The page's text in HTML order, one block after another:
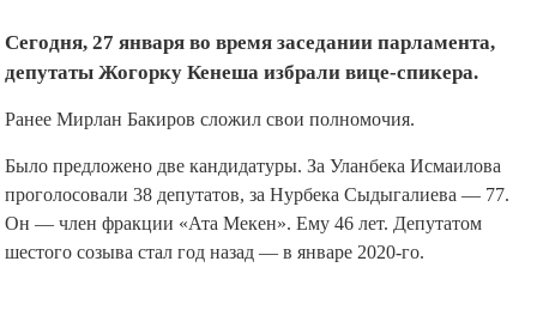
Сегодня, 27 января во время заседании парламента,
депутаты Жогорку Кенеша избрали вице-спикера.
Ранее Мирлан Бакиров сложил свои полномочия.
Было предложено две кандидатуры. За Уланбека Исмаилова
проголосовали 38 депутатов, за Нурбека Сыдыгалиева — 77.
Он — член фракции «Ата Мекен». Ему 46 лет. Депутатом
шестого созыва стал год назад — в январе 2020-го.